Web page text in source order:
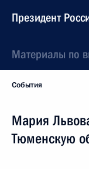
Президент
Материалы по
События
Мария
Тюменскую